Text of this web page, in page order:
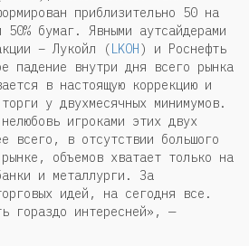
приблизительно 50 на
бумаг. Явными аутсайдерами
– Лукойл (LKOH) и Роснефть
падение внутри дня всего рынка
в настоящую коррекцию и
у двухмесячных минимумов.
игроками этих двух
всего, в отсутствии большого
объемов хватает только на
и металлурги. За
идей, на сегодня все.
гораздо интересней», —